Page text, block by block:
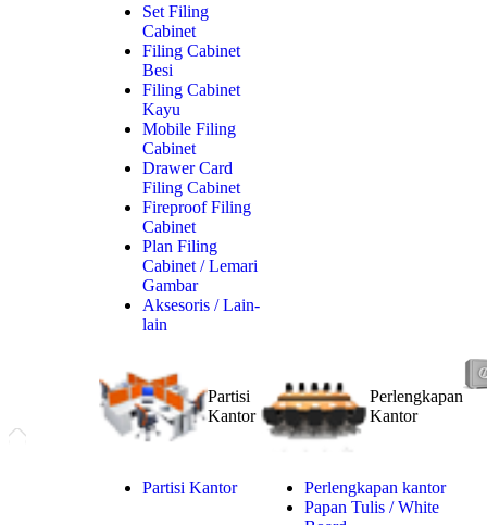
Set Filing
Cabinet
Filing Cabinet
Besi
Filing Cabinet
Kayu
Mobile Filing
Cabinet
Drawer Card
Filing Cabinet
Fireproof Filing
Cabinet
Plan Filing
Cabinet / Lemari
Gambar
Aksesoris / Lain-
lain
Partisi
Kantor
Partisi Kantor
Perlengkapan
Kantor
Perlengkapan kantor
Papan Tulis / White